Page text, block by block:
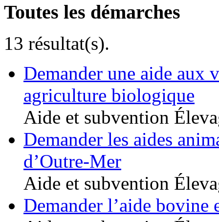
Toutes les démarches
13 résultat(s).
Demander une aide aux
agriculture biologique
Aide et subvention
Demander les aides
d’Outre-Mer
Aide et subvention
Demander l’aide bovine